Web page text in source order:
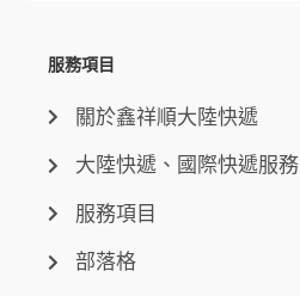
服務項目
關於鑫祥順大陸快遞
大陸快遞、國際快遞服務
服務項目
部落格